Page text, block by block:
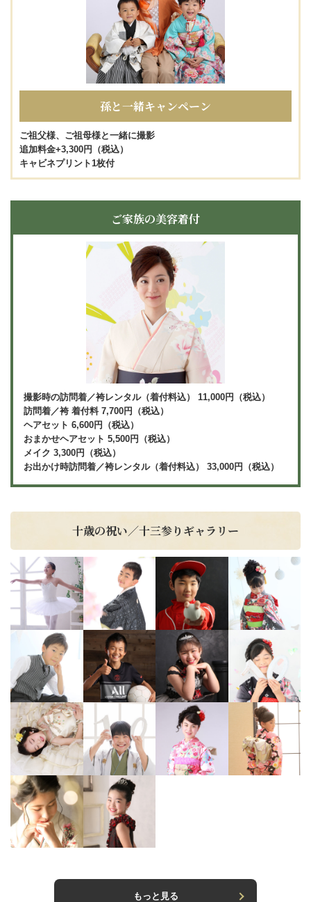
孫と一緒キャンペーン
ご祖父様、ご祖母様と一緒に撮影
追加料金+3,300円（税込）
キャビネプリント1枚付
ご家族の美容着付
撮影時の訪問着／袴レンタル（着付料込） 11,000円（税込）
訪問着／袴 着付料 7,700円（税込）
ヘアセット 6,600円（税込）
おまかせヘアセット 5,500円（税込）
メイク 3,300円（税込）
お出かけ時訪問着／袴レンタル（着付料込） 33,000円（税込）
十歳の祝い／十三参りギャラリー
もっと見る